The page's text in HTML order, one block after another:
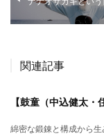
関連記事
綿密な鍛錬と構成から